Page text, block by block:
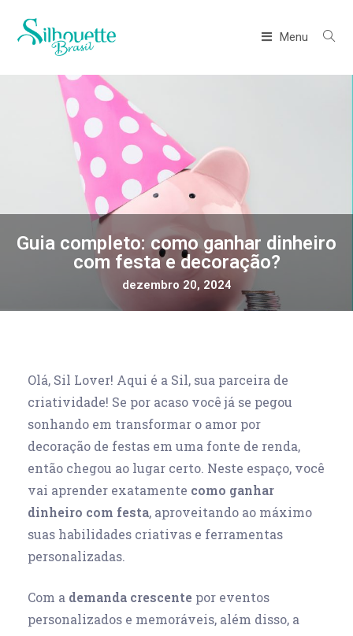
Menu
Guia completo: como ganhar dinheiro
com festa e decoração?
dezembro 20, 2024
Olá, Sil Lover! Aqui é a Sil, sua parceira de
criatividade! Se por acaso você já se pegou
sonhando em transformar o amor por
decoração de festas em uma fonte de renda,
então chegou ao lugar certo. Neste espaço, você
vai aprender exatamente como ganhar
dinheiro com festa, aproveitando ao máximo
suas habilidades criativas e ferramentas
personalizadas.
Com a demanda crescente por eventos
personalizados e memoráveis, além disso, a